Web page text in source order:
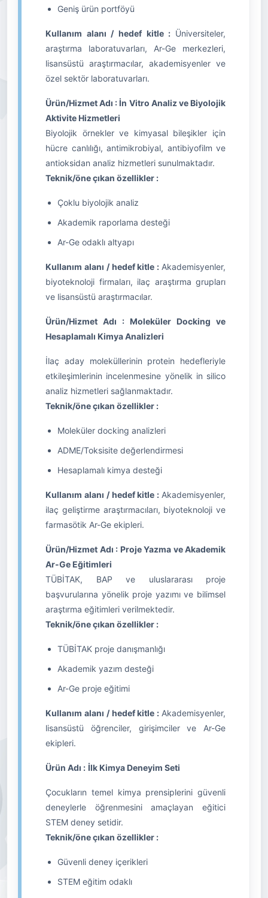
Geniş ürün portföyü
Kullanım alanı / hedef kitle : Üniversiteler,
araştırma laboratuvarları, Ar-Ge merkezleri,
lisansüstü araştırmacılar, akademisyenler ve
özel sektör laboratuvarları.
Ürün/Hizmet Adı : İn Vitro Analiz ve Biyolojik
Aktivite Hizmetleri
Biyolojik örnekler ve kimyasal bileşikler için
hücre canlılığı, antimikrobiyal, antibiyofilm ve
antioksidan analiz hizmetleri sunulmaktadır.
Teknik/öne çıkan özellikler :
Çoklu biyolojik analiz
Akademik raporlama desteği
Ar-Ge odaklı altyapı
Kullanım alanı / hedef kitle : Akademisyenler,
biyoteknoloji firmaları, ilaç araştırma grupları
ve lisansüstü araştırmacılar.
Ürün/Hizmet Adı : Moleküler Docking ve
Hesaplamalı Kimya Analizleri
İlaç aday moleküllerinin protein hedefleriyle
etkileşimlerinin incelenmesine yönelik in silico
analiz hizmetleri sağlanmaktadır.
Teknik/öne çıkan özellikler :
Moleküler docking analizleri
ADME/Toksisite değerlendirmesi
Hesaplamalı kimya desteği
Kullanım alanı / hedef kitle : Akademisyenler,
ilaç geliştirme araştırmacıları, biyoteknoloji ve
farmasötik Ar-Ge ekipleri.
Ürün/Hizmet Adı : Proje Yazma ve Akademik
Ar-Ge Eğitimleri
TÜBİTAK, BAP ve uluslararası proje
başvurularına yönelik proje yazımı ve bilimsel
araştırma eğitimleri verilmektedir.
Teknik/öne çıkan özellikler :
TÜBİTAK proje danışmanlığı
Akademik yazım desteği
Ar-Ge proje eğitimi
Kullanım alanı / hedef kitle : Akademisyenler,
lisansüstü öğrenciler, girişimciler ve Ar-Ge
ekipleri.
Ürün Adı : İlk Kimya Deneyim Seti
Çocukların temel kimya prensiplerini güvenli
deneylerle öğrenmesini amaçlayan eğitici
STEM deney setidir.
Teknik/öne çıkan özellikler :
Güvenli deney içerikleri
STEM eğitim odaklı